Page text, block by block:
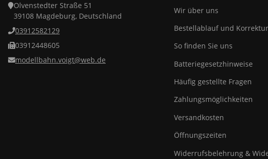
Olvenstedter Straße 51
39108 Magdeburg, Deutschland
03912582129
03912448605
modellbahn.voigt@web.de
Wir über uns
Bestellablauf und
So finden Sie uns
Batteriegesetzhinweise
Häufig gestellte Fragen
Zahlungsmöglichkeiten
Versandkosten
Öffnungszeiten
Widerrufsbelehrung &